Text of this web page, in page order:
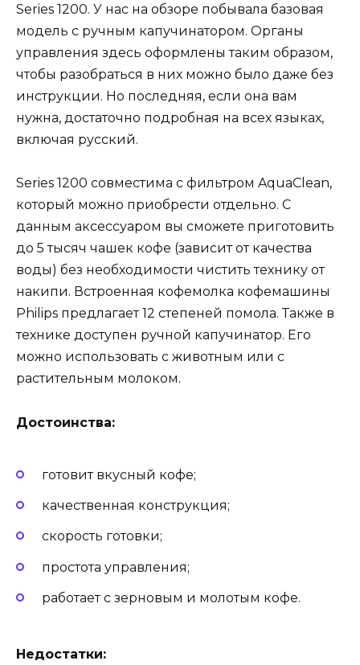
Series 1200. У нас на обзоре побывала базовая
модель с ручным капучинатором. Органы
управления здесь оформлены таким образом,
чтобы разобраться в них можно было даже без
инструкции. Но последняя, если она вам
нужна, достаточно подробная на всех языках,
включая русский.
Series 1200 совместима с фильтром AquaClean,
который можно приобрести отдельно. С
данным аксессуаром вы сможете приготовить
до 5 тысяч чашек кофе (зависит от качества
воды) без необходимости чистить технику от
накипи. Встроенная кофемолка кофемашины
Philips предлагает 12 степеней помола. Также в
технике доступен ручной капучинатор. Его
можно использовать с животным или с
растительным молоком.
Достоинства:
готовит вкусный кофе;
качественная конструкция;
скорость готовки;
простота управления;
работает с зерновым и молотым кофе.
Недостатки: